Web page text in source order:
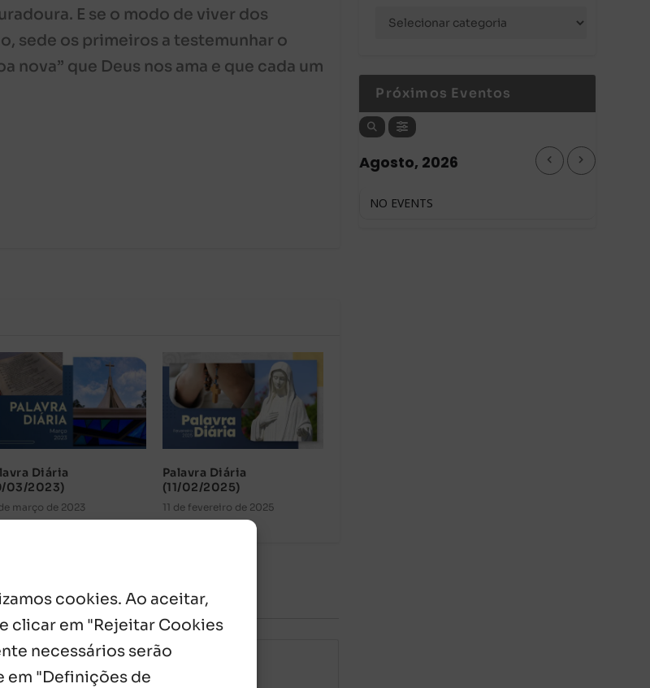
cookies. Ao aceitar,
clicar em "Rejeitar Cookies
necessários serão
em "Definições de
E se o modo de viver dos
sede os primeiros a testemunhar o
nova” que Deus nos ama e que cada um
Diária
03/2023)
março de 2023
Palavra Diária
(11/02/2025)
11 de fevereiro de 2025
Próximos Eventos
Agosto, 2026
NO EVENTS